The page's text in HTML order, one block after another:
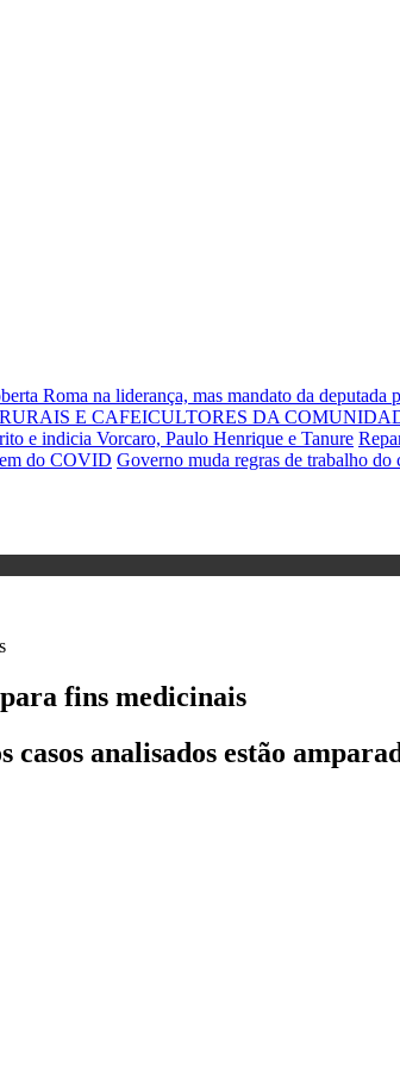
Roma na liderança, mas mandato da deputada
E CAFEICULTORES DA
e indicia Vorcaro, Paulo Henrique e Tanure
do COVID Governo muda regras de trabalho do
fins medicinais
analisados estão